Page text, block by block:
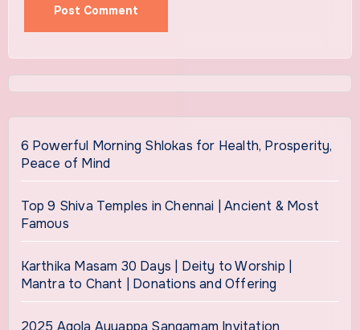
6 Powerful Morning Shlokas for Health, Prosperity,
Peace of Mind
Top 9 Shiva Temples in Chennai | Ancient & Most
Famous
Karthika Masam 30 Days | Deity to Worship |
Mantra to Chant | Donations and Offering
2025 Agola Ayyappa Sangamam Invitation